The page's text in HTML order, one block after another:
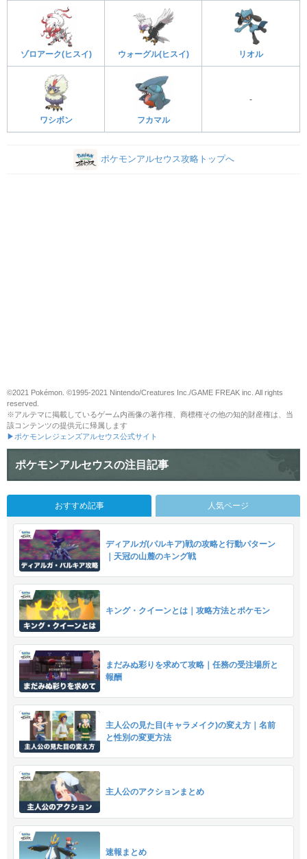
ゾロアーク(ヒスイ) ウォーグル(ヒスイ) リオル
ワシボン フカマル
-
ポケモンアルセウス攻略トップへ
©2021 Pokémon. ©1995-2021 Nintendo/Creatures Inc./GAME FREAK inc. All rights
reserved.
※アルテマに掲載しているゲーム内画像の著作権、商標権その他の知的財産権は、当
該コンテンツの提供元に帰属します
▶ポケモンレジェンズアルセウス公式サイト
ポケモンアルセウスの注目記事
おすすめ記事 人気ページ
ディアルガ(パルキア)戦の攻略と行動パターン
｜天冠の山麓のキング戦
キング・クイーンとは｜攻略方法とポケモン
まだみぬ彩りを求めて攻略｜任務の受注場所と
報酬
主人公の見た目(キャラメイク)の変え方｜名前
と性別の変更方法
主人公のアクションまとめ
速報まとめ